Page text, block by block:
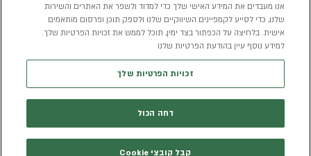
רכב חשמלי
הכל על רכב חשמלי
מדיניות פרטיות
תנאי שימוש
המידע שיימסר על ידך במהלך השימוש באתר יישמר וישמש את אלדן, או צד שלישי,
אנו מעבדים את המידע האישי שלך כדי למדוד ולשפר את האתרים והשירות
שלנו, כדי לסייע לקמפיינים השיווקיים שלנו ולספק תוכן ופרסום מותאמים
אישית. בלחיצה על הכפתור בצד ימין, תוכל לממש את זכויות הפרטיות שלך.
למידע נוסף עיין בהודעת הפרטיות שלנו
זכויות הפרטיות שלך
דחה הכול
קבל קובצי Cookie